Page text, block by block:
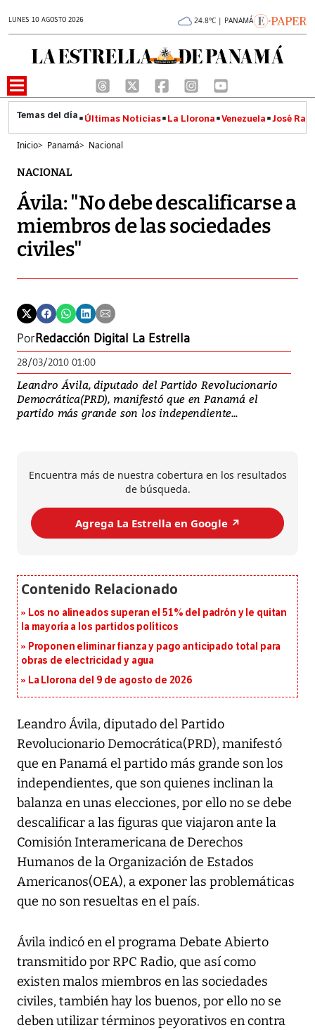
LUNES 10 AGOSTO 2026 24.8°C | PANAMÁ
Últimas Noticias La Llorona Venezuela José
Inicio> Panamá> Nacional
NACIONAL
Ávila: "No debe descalificarse a
miembros de las sociedades
civiles"
PorRedacción Digital La Estrella
28/03/2010 01:00
Leandro Ávila, diputado del Partido Revolucionario
Democrática(PRD), manifestó que en Panamá el
partido más grande son los independiente...
Encuentra más de nuestra cobertura en los resultados
de búsqueda.
Agrega La Estrella en Google ↗️
Los no alineados superan el 51% del padrón y le quitan
la mayoría a los partidos políticos
Proponen eliminar fianza y pago anticipado total para
obras de electricidad y agua
La Llorona del 9 de agosto de 2026
Leandro Ávila, diputado del Partido
Revolucionario Democrática(PRD), manifestó
que en Panamá el partido más grande son los
independientes, que son quienes inclinan la
balanza en unas elecciones, por ello no se debe
descalificar a las figuras que viajaron ante la
Comisión Interamericana de Derechos
Humanos de la Organización de Estados
Americanos(OEA), a exponer las problemáticas
que no son resueltas en el país.
Ávila indicó en el programa Debate Abierto
transmitido por RPC Radio, que así como
existen malos miembros en las sociedades
civiles, también hay los buenos, por ello no se
deben utilizar términos peyorativos en contra